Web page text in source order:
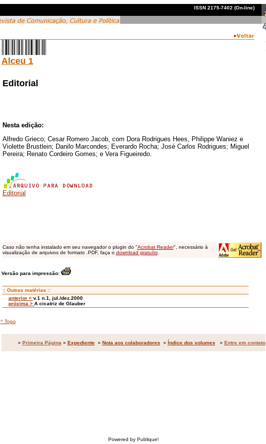
ISSN 2175-7402 (On-line)
Alceu 1
Editorial
Nesta edição:
Alfredo Grieco; Cesar Romero Jacob, com Dora Rodrigues Hees, Philippe Waniez e
Violette Brustlein; Danilo Marcondes; Everardo Rocha; José Carlos Rodrigues; Miguel
Pereira; Renato Cordeiro Gomes; e Vera Figueiredo.
Editorial
Caso não tenha instalado em seu navegador o plugin do "Acrobat Reader", necessário à
visualização de arquivos de formato .PDF, faça o download gratuíto.
Versão para impressão:
:: Outras matérias ::
anterior < v.1 n.1, jul./dez.2000
próxima > A cicatriz de Glauber
^ Topo
» Primeira Página » Expediente» Nota aos colaboradores » Índice dos volumes » Entre em contato
Powered by Publique!